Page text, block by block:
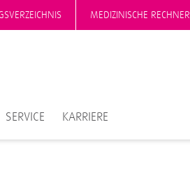
MEDIZINISCHE RECHNER
SERVICE KARRIERE